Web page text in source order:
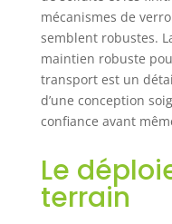
mécanismes de
semblent robustes.
maintien robuste
transport est un
d’une conception
confiance avant
Le
terrain